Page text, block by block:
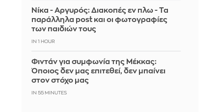
Νίκα - Αργυρός: Διακοπές εν πλω - Τα
παράλληλα post και οι φωτογραφίες
των παιδιών τους
IN 1 HOUR
Φιντάν για συμφωνία της Μέκκας:
Όποιος δεν μας επιτεθεί, δεν μπαίνει
στον στόχο μας
IN 55 MINUTES